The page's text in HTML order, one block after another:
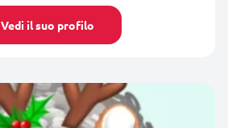
Vedi il suo profilo